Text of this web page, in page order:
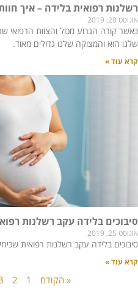
רשלנות רפואית בלידה – איך
אוגוסט 28, 2019
כאשר קורה הגרוע מכול והצוות הרפואי
שלנו הוא והמצוקה שלנו גדולים מאוד.
קרא עוד »
סיבוכים בלידה עקב רשלנות
אוגוסט 25, 2019
סיבוכים בלידה עקב רשלנות רפואית
קרא עוד »
« הקודם 1
2